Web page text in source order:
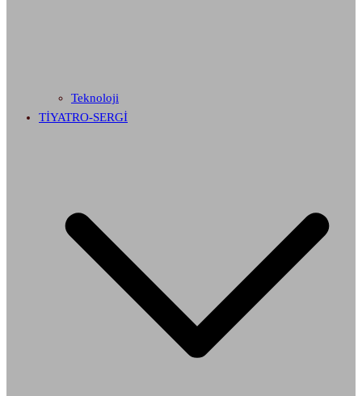
Teknoloji
TİYATRO-SERGİ